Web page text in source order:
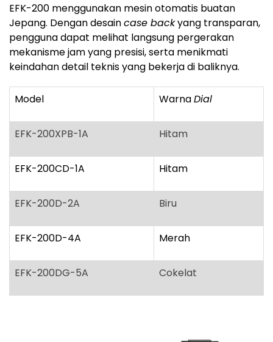
EFK-200 menggunakan mesin otomatis buatan
Jepang. Dengan desaincase backyang transparan,
pengguna dapat melihat langsung pergerakan
mekanisme jam yang presisi, serta menikmati
keindahan detail teknis yang bekerja di baliknya.
Model WarnaDial
EFK-200XPB-1A Hitam
EFK-200CD-1A Hitam
EFK-200D-2A Biru
EFK-200D-4A Merah
EFK-200DG-5A Cokelat